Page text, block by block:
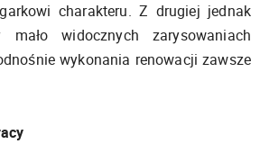
charakteru. Z drugiej jednak
widocznych zarysowaniach
wykonania renowacji zawsze